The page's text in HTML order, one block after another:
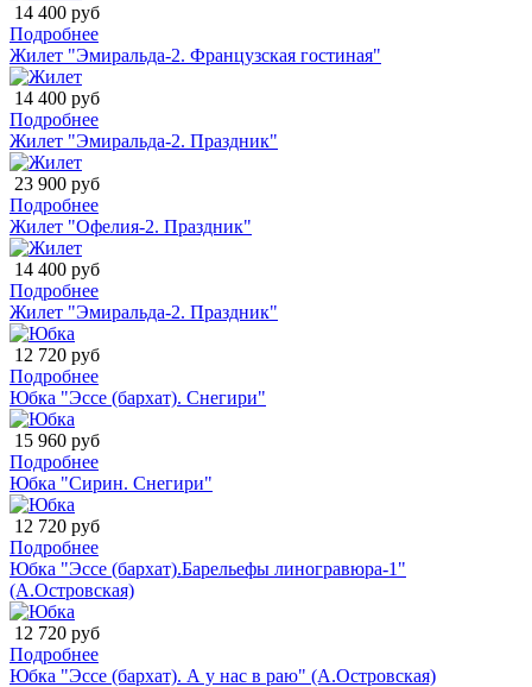
14 400 руб
Подробнее
Жилет "Эмиральда-2. Французская гостиная"
14 400 руб
Подробнее
Жилет "Эмиральда-2. Праздник"
23 900 руб
Подробнее
Жилет "Офелия-2. Праздник"
14 400 руб
Подробнее
Жилет "Эмиральда-2. Праздник"
12 720 руб
Подробнее
Юбка "Эссе (бархат). Снегири"
15 960 руб
Подробнее
Юбка "Сирин. Снегири"
12 720 руб
Подробнее
Юбка "Эссе (бархат).Барельефы линогравюра-1"
(А.Островская)
12 720 руб
Подробнее
Юбка "Эссе (бархат). А у нас в раю" (А.Островская)